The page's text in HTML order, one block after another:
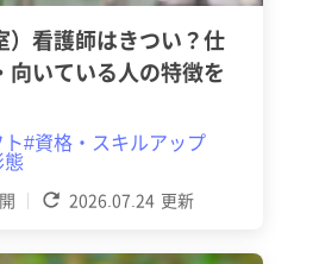
2026.07.24 更新
）看護師はきつい？仕
向いている人の特徴を
#資格・スキルアップ